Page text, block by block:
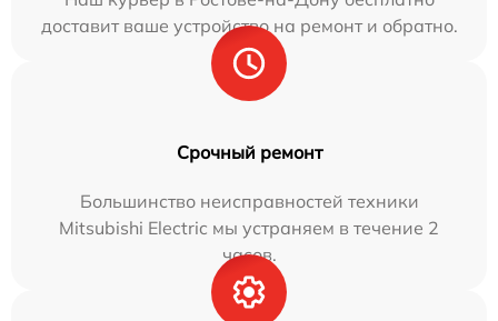
доставит ваше устройство на ремонт и обратно.
Срочный ремонт
Большинство неисправностей техники
Mitsubishi Electric мы устраняем в течение 2
часов.